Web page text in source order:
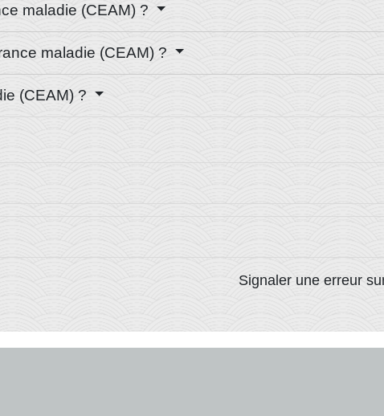
maladie (CEAM) ?
maladie (CEAM) ?
(CEAM) ?
Signaler une erreur